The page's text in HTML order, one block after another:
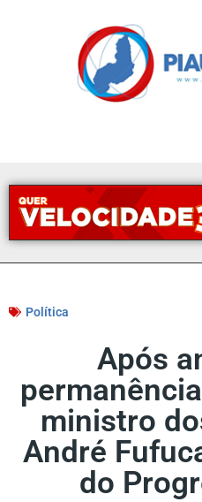
Política
Após
ministro
André
do